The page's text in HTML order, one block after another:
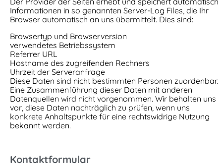
Informationen in so genannten Server-Log Files, die Ihr
Browser automatisch an uns übermittelt. Dies sind:
Browsertyp und Browserversion
verwendetes Betriebssystem
Referrer URL
Hostname des zugreifenden Rechners
Uhrzeit der Serveranfrage
Diese Daten sind nicht bestimmten Personen zuordenbar.
Eine Zusammenführung dieser Daten mit anderen
Datenquellen wird nicht vorgenommen. Wir behalten uns
vor, diese Daten nachträglich zu prüfen, wenn uns
konkrete Anhaltspunkte für eine rechtswidrige Nutzung
bekannt werden.
Kontaktformular